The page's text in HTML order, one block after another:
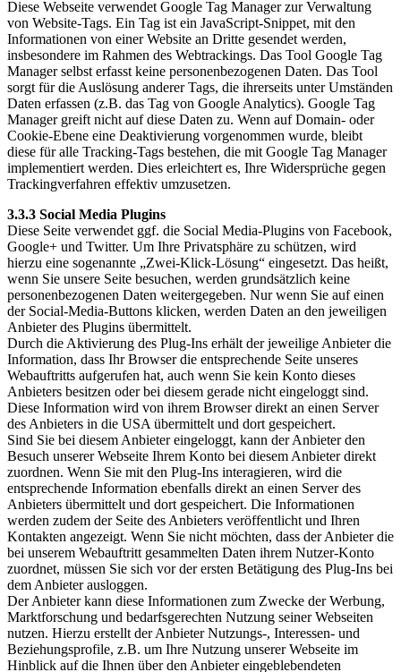
Diese Webseite verwendet Google Tag Manager zur Verwaltung
von Website-Tags. Ein Tag ist ein JavaScript-Snippet, mit den
Informationen von einer Website an Dritte gesendet werden,
insbesondere im Rahmen des Webtrackings. Das Tool Google Tag
Manager selbst erfasst keine personenbezogenen Daten. Das Tool
sorgt für die Auslösung anderer Tags, die ihrerseits unter Umständen
Daten erfassen (z.B. das Tag von Google Analytics). Google Tag
Manager greift nicht auf diese Daten zu. Wenn auf Domain- oder
Cookie-Ebene eine Deaktivierung vorgenommen wurde, bleibt
diese für alle Tracking-Tags bestehen, die mit Google Tag Manager
implementiert werden. Dies erleichtert es, Ihre Widersprüche gegen
Trackingverfahren effektiv umzusetzen.
3.3.3 Social Media Plugins
Diese Seite verwendet ggf. die Social Media-Plugins von Facebook,
Google+ und Twitter. Um Ihre Privatsphäre zu schützen, wird
hierzu eine sogenannte „Zwei-Klick-Lösung“ eingesetzt. Das heißt,
wenn Sie unsere Seite besuchen, werden grundsätzlich keine
personenbezogenen Daten weitergegeben. Nur wenn Sie auf einen
der Social-Media-Buttons klicken, werden Daten an den jeweiligen
Anbieter des Plugins übermittelt.
Durch die Aktivierung des Plug-Ins erhält der jeweilige Anbieter die
Information, dass Ihr Browser die entsprechende Seite unseres
Webauftritts aufgerufen hat, auch wenn Sie kein Konto dieses
Anbieters besitzen oder bei diesem gerade nicht eingeloggt sind.
Diese Information wird von ihrem Browser direkt an einen Server
des Anbieters in die USA übermittelt und dort gespeichert.
Sind Sie bei diesem Anbieter eingeloggt, kann der Anbieter den
Besuch unserer Webseite Ihrem Konto bei diesem Anbieter direkt
zuordnen. Wenn Sie mit den Plug-Ins interagieren, wird die
entsprechende Information ebenfalls direkt an einen Server des
Anbieters übermittelt und dort gespeichert. Die Informationen
werden zudem der Seite des Anbieters veröffentlicht und Ihren
Kontakten angezeigt. Wenn Sie nicht möchten, dass der Anbieter die
bei unserem Webauftritt gesammelten Daten ihrem Nutzer-Konto
zuordnet, müssen Sie sich vor der ersten Betätigung des Plug-Ins bei
dem Anbieter ausloggen.
Der Anbieter kann diese Informationen zum Zwecke der Werbung,
Marktforschung und bedarfsgerechten Nutzung seiner Webseiten
nutzen. Hierzu erstellt der Anbieter Nutzungs-, Interessen- und
Beziehungsprofile, z.B. um Ihre Nutzung unserer Webseite im
Hinblick auf die Ihnen über den Anbieter eingeblebendeten